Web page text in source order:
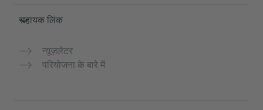
सहायक लिंक
न्यूज़लेटर
परियोजना के बारे में